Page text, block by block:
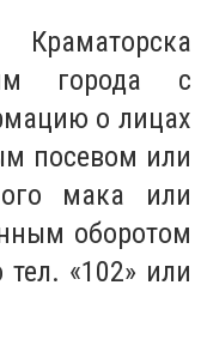
города с
о лицах
посевом или
мака или
оборотом
тел. «102» или